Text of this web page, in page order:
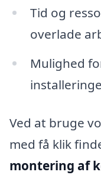
Tid og
overlade
Mulighed
Ved at bruge
med få klik
montering af